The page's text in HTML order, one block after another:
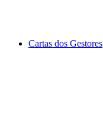
Cartas dos Gestores